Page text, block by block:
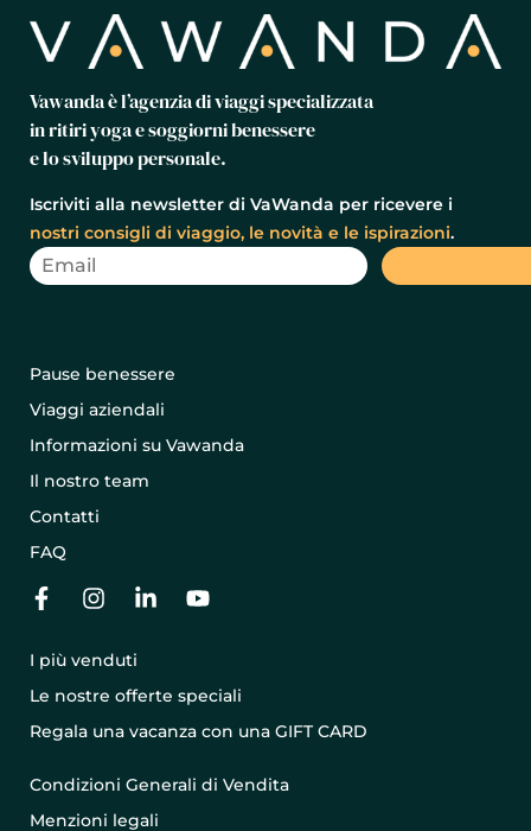
Vawanda è l’agenzia di viaggi specializzata
in ritiri yoga e soggiorni benessere
e lo sviluppo personale.
Iscriviti alla newsletter di VaWanda per ricevere i
nostri consigli di viaggio, le novità e le ispirazioni.
Pause benessere
Viaggi aziendali
Informazioni su Vawanda
Il nostro team
Contatti
FAQ
I più venduti
Le nostre offerte speciali
Regala una vacanza con una GIFT CARD
Condizioni Generali di Vendita
Menzioni legali